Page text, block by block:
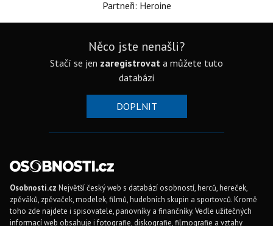
Partneři: Heroine
Něco jste nenašli?
Stačí se jen zaregistrovat a můžete tuto
databázi
DOPLNIT
Osobnosti.cz Největší český web s databází osobností, herců, hereček,
zpěváků, zpěvaček, modelek, filmů, hudebních skupin a sportovců. Kromě
toho zde najdete i spisovatele, panovníky a finančníky. Vedle užitečných
informací web obsahuje i fotografie, diskografie, filmografie a vztahy